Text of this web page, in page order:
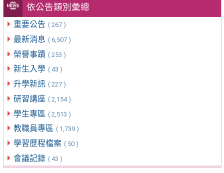
依公告類別彙總
重要公告 ( 267 )
最新消息 ( 6,507 )
榮譽事蹟 ( 253 )
新生入學 ( 43 )
升學新訊 ( 227 )
研習講座 ( 2,154 )
學生專區 ( 2,513 )
教職員專區 ( 1,739 )
學習歷程檔案 ( 50 )
會議記錄 ( 43 )